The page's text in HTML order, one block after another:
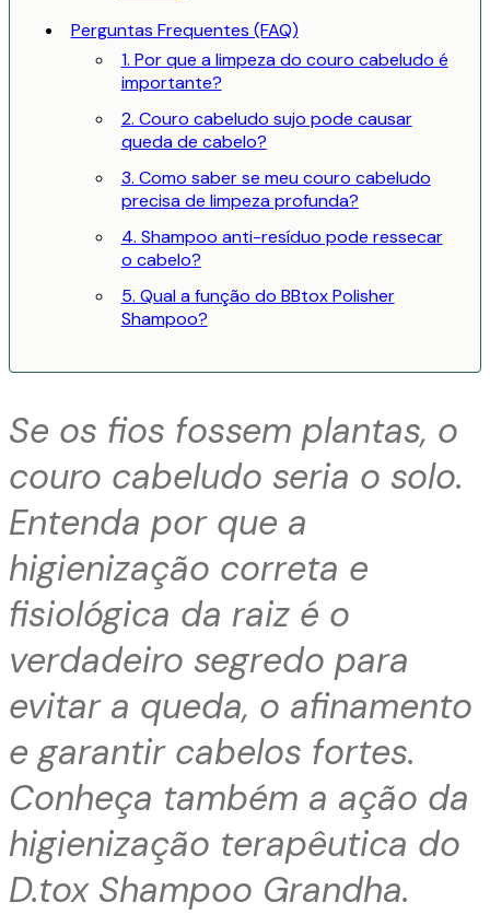
Perguntas Frequentes (FAQ)
1. Por que a limpeza do couro cabeludo é
importante?
2. Couro cabeludo sujo pode causar
queda de cabelo?
3. Como saber se meu couro cabeludo
precisa de limpeza profunda?
4. Shampoo anti-resíduo pode ressecar
o cabelo?
5. Qual a função do BBtox Polisher
Shampoo?
Se os fios fossem plantas, o
couro cabeludo seria o solo.
Entenda por que a
higienização correta e
fisiológica da raiz é o
verdadeiro segredo para
evitar a queda, o afinamento
e garantir cabelos fortes.
Conheça também a ação da
higienização terapêutica do
D.tox Shampoo Grandha.